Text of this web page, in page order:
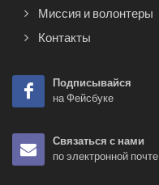
Миссия и волонтеры
Контакты
Подписывайся
на Фейсбуке
Связаться с нами
по электронной почте